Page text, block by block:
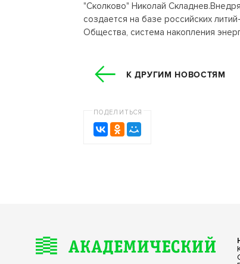
"Сколково" Николай
создается на базе российских
Общества, система накопления
К ДРУГИМ НОВОСТЯМ
ПОДЕЛИТЬСЯ